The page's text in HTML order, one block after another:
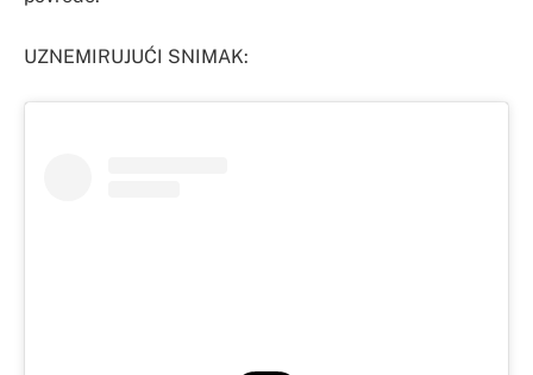
UZNEMIRUJUĆI SNIMAK: